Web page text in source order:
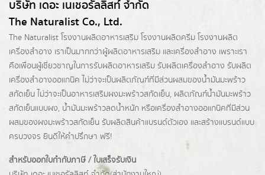
บริษัท เดอะ เนเชอรัลลิสท์ จำกัด
The Naturalist Co., Ltd.
The Naturalist โรงงานผลิตอาหารเสริม โรงงานผลิตครีม โรงงานผลิต
เครื่องสำอาง เราเป็นมากกว่าผู้ผลิตอาหารเสริม และเครื่องสำอาง เพราะเรา
คือเพื่อนผู้เชี่ยวชาญในการรับผลิตอาหารเสริม รับผลิตเครื่องสำอาง รับผลิต
เครื่องสำอางออแกนิค ไม่ว่าจะเป็นผลิตภัณฑ์ที่มีส่วนผสมของน้ำมันมะพร้าว
สกัดเย็น ไม่ว่าจะเป็นอาหารเสริมผงมะพร้าวสกัดเย็น, ผลิตภัณฑ์น้ำมันมะพร้าว
สกัดเย็นแบบผง, น้ำมันมะพร้าวลดน้ำหนัก หรือเครื่องสำอางออแกนิคที่มีส่วน
ผสมของผงมะพร้าวสกัดเย็น รับผลิตสินค้าแบรนด์ตัวเอง และสร้างแบรนด์แบบ
ครบวงจร ยินดีให้คำปรึกษา ฟรี!
สำหรับออกใบกำกับภาษี / ใบเสร็จรับเงิน